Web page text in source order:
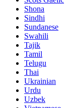
Shona
Sindhi
Sundanese
Swahili
Tajik
Tamil
Telugu
Thai
Ukrainian
Urdu
Uzbek